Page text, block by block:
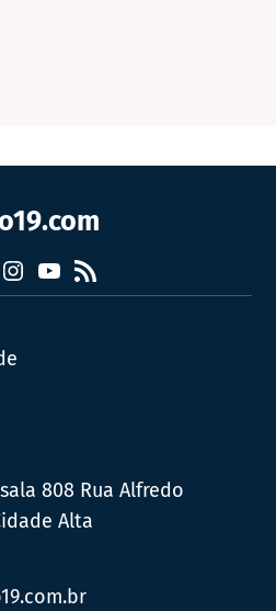
Instagram
YouTube
RSS
808 Rua Alfredo
Alta